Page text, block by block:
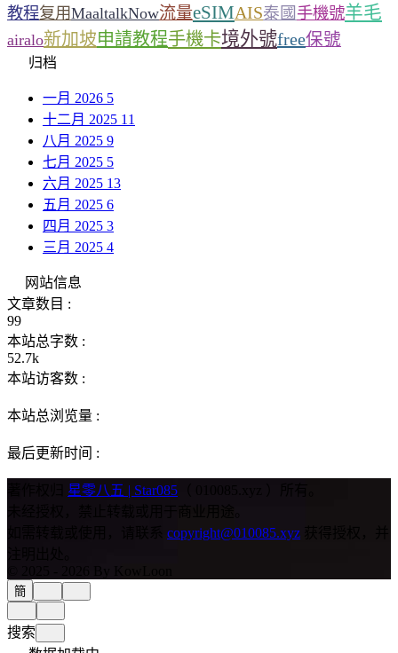
教程复用MaaltalkNow流量eSIMAIS泰國 手機號羊毛
airalo新加坡申請教程手機卡境外號free保號
归档
一月 2026 5
十二月 2025 11
八月 2025 9
七月 2025 5
六月 2025 13
五月 2025 6
四月 2025 3
三月 2025 4
网站信息
文章数目 :
99
本站总字数 :
52.7k
本站访客数 :
本站总浏览量 :
最后更新时间 :
星零八五 | Star085
copyright@010085.xyz
簡
搜索